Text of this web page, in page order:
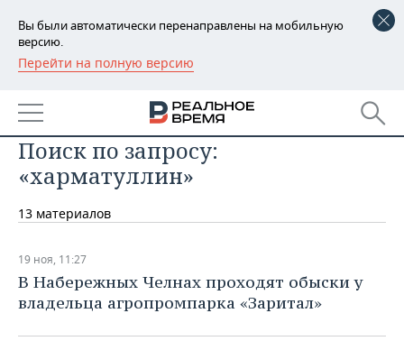
Вы были автоматически перенаправлены на мобильную
версию.
Перейти на полную версию
РЕГИОНЫ
БАШКОРТОСТАН
ТАТАРСТАН
УДМУРТИЯ
НОВОСТИ
АНАЛИТИКА
НОВОСТИ АНАЛИТИКИ
КОРОЛИ ГОСЗАКАЗА ПФО
ВУЗЫ ТАТАРСТАНА
ЭКОНОМИКА
ФИНАНСЫ
БАНКИ
НОВОСТИ
ПРОМЫШЛЕННОСТИ
НЕДВИЖИМОСТЬ
НОВОСТИ НЕДВИЖИМОСТИ
АВТО
Поиск по запросу:
«харматуллин»
13 материалов
19 ноя, 11:27
В Набережных Челнах проходят обыски у
владельца агропромпарка «Заритал»